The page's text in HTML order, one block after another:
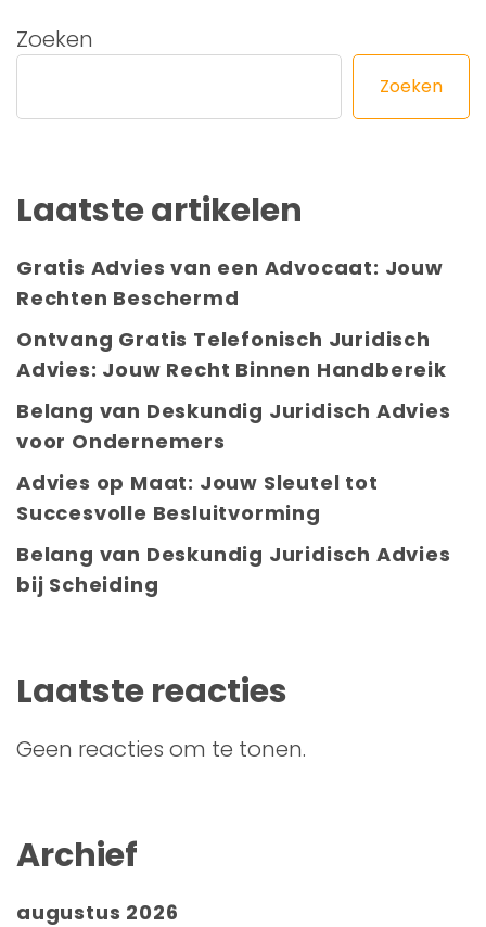
Zoeken
Zoeken
Laatste artikelen
Gratis Advies van een Advocaat: Jouw
Rechten Beschermd
Ontvang Gratis Telefonisch Juridisch
Advies: Jouw Recht Binnen Handbereik
Belang van Deskundig Juridisch Advies
voor Ondernemers
Advies op Maat: Jouw Sleutel tot
Succesvolle Besluitvorming
Belang van Deskundig Juridisch Advies
bij Scheiding
Laatste reacties
Geen reacties om te tonen.
Archief
augustus 2026